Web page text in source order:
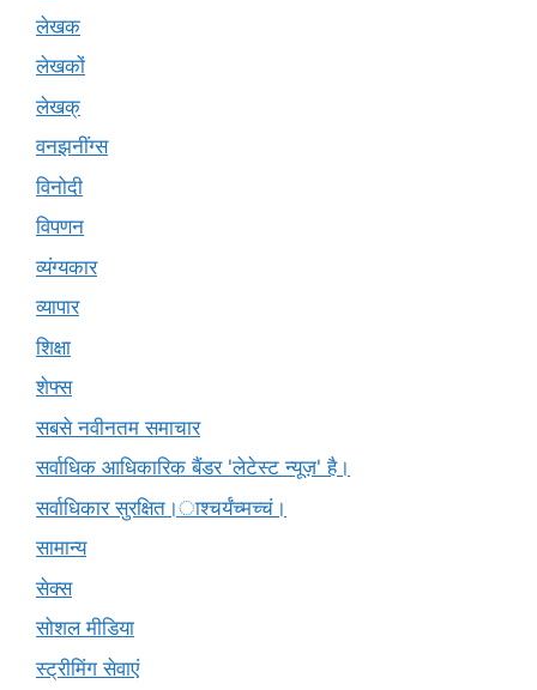
लेखक
लेखकों
लेखक्
वनझनींग्स
विनोदी
विपणन
व्यंग्यकार
व्यापार
शिक्षा
शेफ्स
सबसे नवीनतम समाचार
सर्वाधिक आधिकारिक बैंडर 'लेटेस्ट न्यूज़' है।
सर्वाधिकार सुरक्षित।ाश्चर्यंच्मच्चं।
सामान्य
सेक्स
सोशल मीडिया
स्ट्रीमिंग सेवाएं